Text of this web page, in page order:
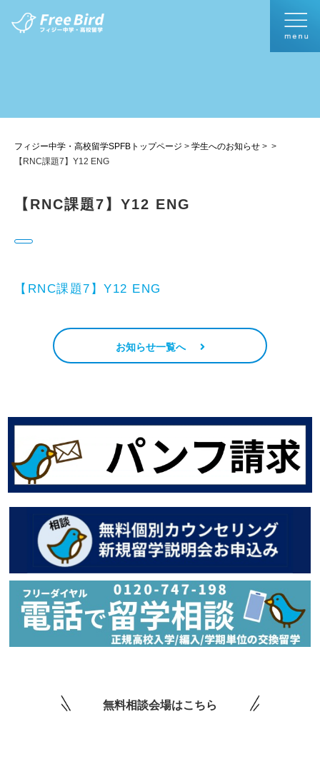
フィジー中学・高校留学SPFBトップページ > 学生へのお知らせ > >
【RNC課題7】Y12 ENG
【RNC課題7】Y12 ENG
【RNC課題7】Y12 ENG
お知らせ一覧へ
無料相談会場はこちら